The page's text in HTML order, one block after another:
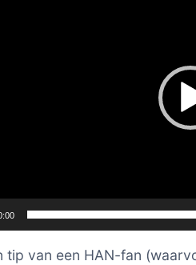
tip van een HAN-fan